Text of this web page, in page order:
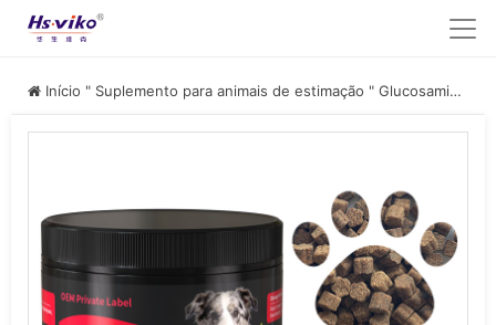
Início " Suplemento para animais de estimação " Glucosamina Condroitina para animais de estimação